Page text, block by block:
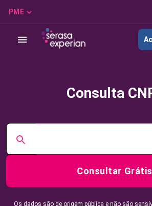
PME
Consulta
Consultar Grátis
Os dados são de origem pública e não são